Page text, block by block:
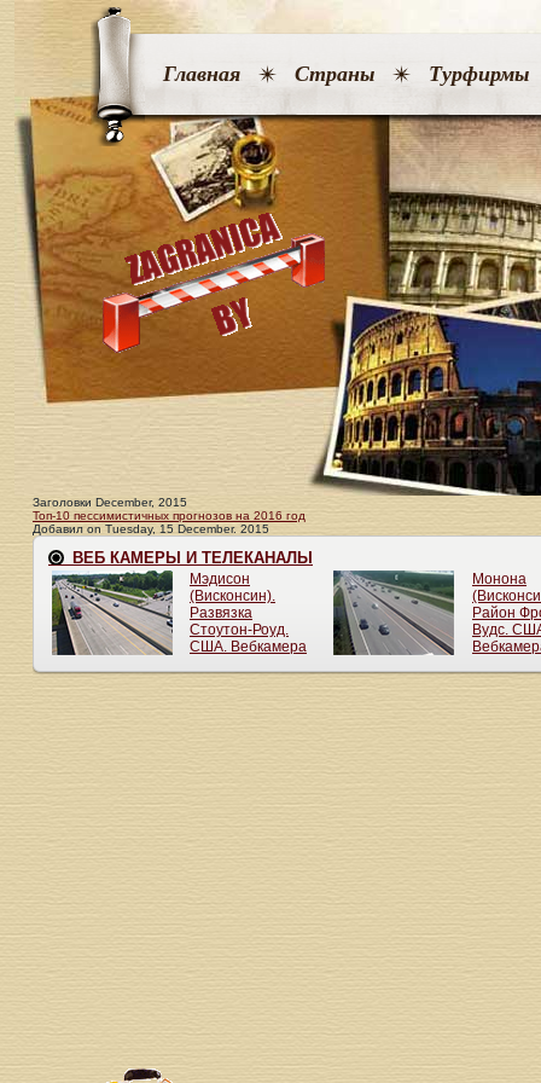
Главная Страны Турфирмы
Заголовки December, 2015
Топ-10 пессимистичных прогнозов на 2016 год
Добавил on Tuesday, 15 December. 2015